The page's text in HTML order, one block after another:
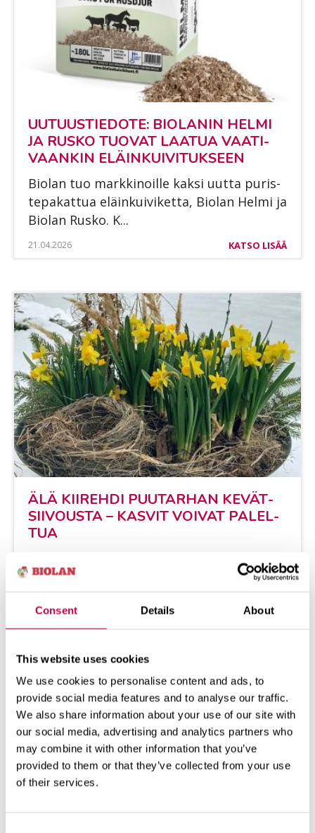
Consent Details About
This website uses cookies
We use cookies to personalise content and ads, to
provide social media features and to analyse our traffic.
We also share information about your use of our site with
our social media, advertising and analytics partners who
may combine it with other information that you’ve
provided to them or that they’ve collected from your use
of their services.
UU­TUUS­TIE­DO­TE: BIO­LA­NIN HEL­MI
JA RUS­KO TUO­VAT LAA­TUA VAA­TI­
VAAN­KIN ELÄIN­KUI­VI­TUK­SEEN
Bio­lan tuo mark­ki­noil­le kak­si uut­ta pu­ris­
te­pa­kat­tua eläin­kui­vi­ket­ta, Bio­lan Hel­mi ja
Bio­lan Rus­ko. K...
21.04.2026 KATSO LISÄÄ
ÄLÄ KII­REH­DI PUU­TAR­HAN KE­VÄT­
SII­VOUS­TA – KAS­VIT VOI­VAT PA­LEL­
TUA
vuon­na nor­maa­lia ai­em­min­Ke­vät on al­ka­